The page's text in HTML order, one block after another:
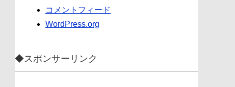
コメントフィード
WordPress.org
◆スポンサーリンク